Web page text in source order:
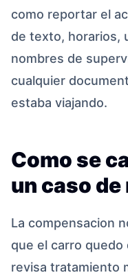
como reportar el
de texto, horarios,
nombres de
cualquier
estaba viajando.
Como se
un caso
La compensacion
que el carro quedo
revisa tratamiento